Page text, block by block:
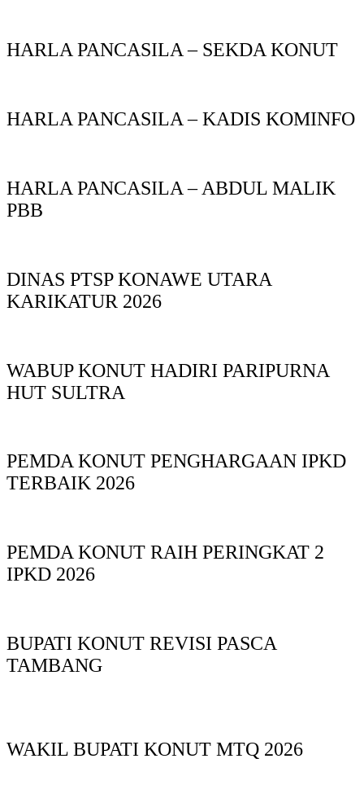
HARLA PANCASILA – SEKDA KONUT
HARLA PANCASILA – KADIS KOMINFO
HARLA PANCASILA – ABDUL MALIK
PBB
DINAS PTSP KONAWE UTARA
KARIKATUR 2026
WABUP KONUT HADIRI PARIPURNA
HUT SULTRA
PEMDA KONUT PENGHARGAAN IPKD
TERBAIK 2026
PEMDA KONUT RAIH PERINGKAT 2
IPKD 2026
BUPATI KONUT REVISI PASCA
TAMBANG
WAKIL BUPATI KONUT MTQ 2026